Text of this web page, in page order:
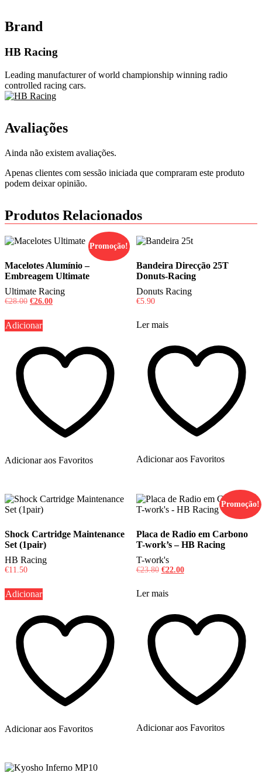
Brand
HB Racing
Leading manufacturer of world championship winning radio
controlled racing cars.
Avaliações
Ainda não existem avaliações.
Apenas clientes com sessão iniciada que compraram este produto
podem deixar opinião.
Produtos Relacionados
Promoção!
Macelotes Alumínio –
Embreagem Ultimate
Ultimate Racing
€28.00 O
original
era:
€26.00O
Adicionar
Adicionar aos Favoritos
Bandeira Direcção 25T
Donuts-Racing
Donuts Racing
€5.90
Ler mais
Adicionar aos Favoritos
Shock Cartridge Maintenance
Set (1pair)
HB Racing
€11.50
Adicionar
Adicionar aos Favoritos
Promoção!
Placa de Radio em Carbono
T-work’s – HB Racing
T-work's
€23.80 O
original
era:
€22.00O
Ler mais
Adicionar aos Favoritos